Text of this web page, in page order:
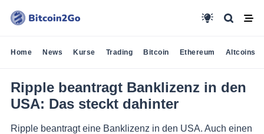
Home News Kurse Trading Bitcoin Ethereum Altcoins
Ripple beantragt Banklizenz in den
USA: Das steckt dahinter
Ripple beantragt eine Banklizenz in den USA. Auch einen